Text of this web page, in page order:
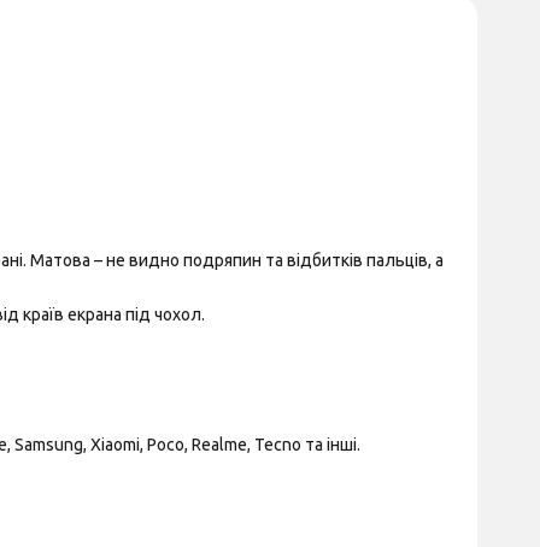
Матова – не видно подряпин та відбитків пальців, а
країв екрана під чохол.
Xiaomi, Poco, Realme, Tecno та інші.